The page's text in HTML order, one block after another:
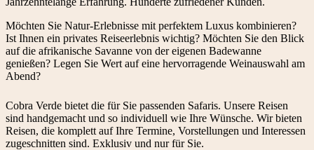
Möchten Sie Natur-Erlebnisse mit perfektem Luxus kombinieren?
Ist Ihnen ein privates Reiseerlebnis wichtig? Möchten Sie den Blick
auf die afrikanische Savanne von der eigenen Badewanne
genießen? Legen Sie Wert auf eine hervorragende Weinauswahl am
Abend?
Cobra Verde bietet die für Sie passenden Safaris. Unsere Reisen
sind handgemacht und so individuell wie Ihre Wünsche. Wir bieten
Reisen, die komplett auf Ihre Termine, Vorstellungen und Interessen
zugeschnitten sind. Exklusiv und nur für Sie.